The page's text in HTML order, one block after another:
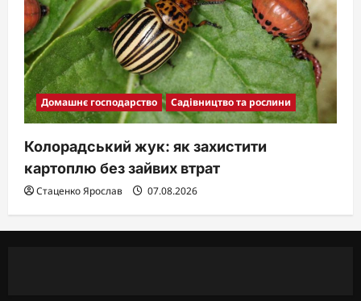
Домашнє господарство Садівництво та рослини
Колорадський жук: як захистити
картоплю без зайвих втрат
Стаценко Ярослав 07.08.2026